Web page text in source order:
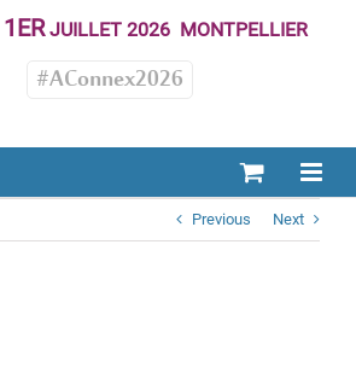
1ERJUILLET 2026 MONTPELLIER
#AConnex2026
Previous Next